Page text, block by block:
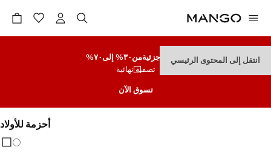
انتقل إلى المحتوى الرئيسيتنزيلات جزئيةمن٣٠% إلى٧٠%
تصفية نهائية
تسوق الآن
أحزمة للأولاد